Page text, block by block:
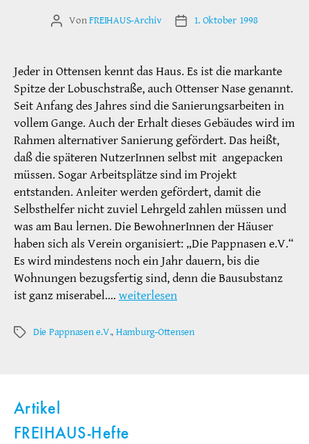
Beitragsautor
VonFREIHAUS-Archiv Veröffentlichungsdatum
1. Oktober 1998
Jeder in Ottensen kennt das Haus. Es ist die markante
Spitze der Lobuschstraße, auch Ottenser Nase genannt.
Seit Anfang des Jahres sind die Sanierungsarbeiten in
vollem Gange. Auch der Erhalt dieses Gebäudes wird im
Rahmen alternativer Sanierung gefördert. Das heißt,
daß die späteren NutzerInnen selbst mit angepacken
müssen. Sogar Arbeitsplätze sind im Projekt
entstanden. Anleiter werden gefördert, damit die
Selbsthelfer nicht zuviel Lehrgeld zahlen müssen und
was am Bau lernen. Die BewohnerInnen der Häuser
haben sich als Verein organisiert: „Die Pappnasen e.V.“
Es wird mindestens noch ein Jahr dauern, bis die
Wohnungen bezugsfertig sind, denn die Bausubstanz
ist ganz miserabel.… weiterlesen
Schlagwörter
Die Pappnasen e.V., Hamburg-Ottensen
Artikel
FREIHAUS-Hefte